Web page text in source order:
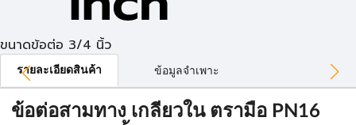
ขนาดข้อต่อ 3/4 นิ้ว
รายละเอียดสินค้า ข้อมูลจำเพาะ
ข้อต่อสามทาง เกลียวใน ตรามือ PN16